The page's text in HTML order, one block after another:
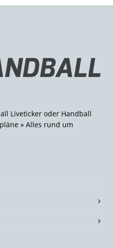
Liveticker oder Handball
» Alles rund um